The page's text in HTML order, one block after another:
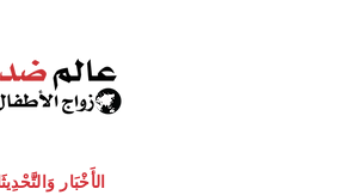
الأَخْبَار